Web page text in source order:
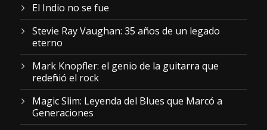
El Indio no se fue
Stevie Ray Vaughan: 35 años de un legado
eterno
Mark Knopfler: el genio de la guitarra que
redefinió el rock
Magic Slim: Leyenda del Blues que Marcó a
Generaciones